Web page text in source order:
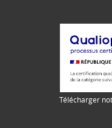
Télécharger